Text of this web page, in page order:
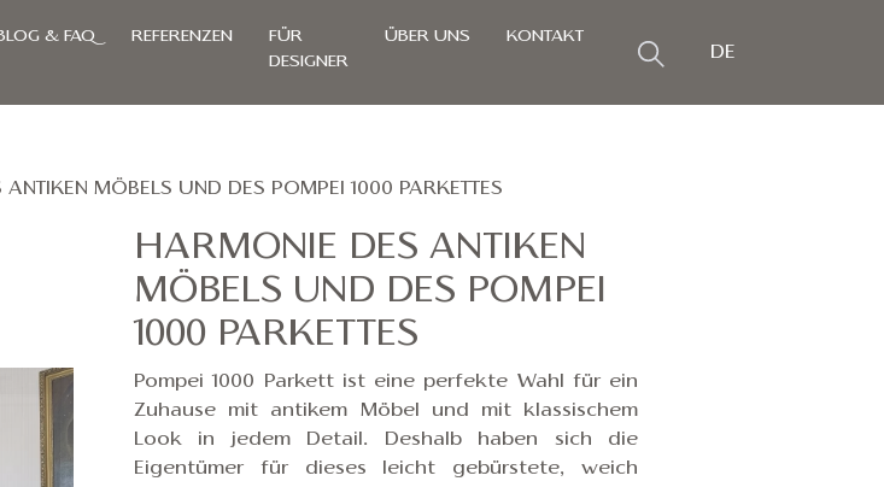
& FAQ REFERENZEN
FÜR
DESIGNER
ÜBER UNS KONTAKT
DE
MÖBELS UND DES POMPEI 1000 PARKETTES
HARMONIE DES ANTIKEN
MÖBELS UND DES POMPEI
1000 PARKETTES
Pompei 1000 Parkett ist eine perfekte Wahl für ein
Zuhause mit antikem Möbel und mit klassischem
Look in jedem Detail. Deshalb haben sich die
Eigentümer für dieses leicht gebürstete, weich